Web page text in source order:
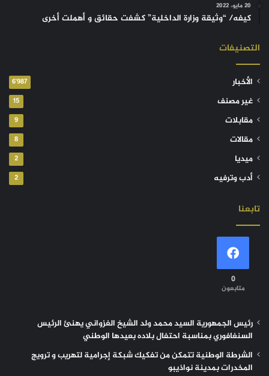
20 مايو، 2022
كيفه/ “وثيقة وزارة الداخلية” كشفت حقائق و أهملت أخرى
التصنيفات
الأخبار 6٬987
غير مصنف 15
مقابلات 9
مقالات 8
ميديا 2
أدب وترفيه 2
تابعنا
0
متابعون
رئيس الجمهورية السيد محمد ولد الشيخ الغزواني يهنئ الرئيس
السنغافوري بمناسبة احتفال بلاده بعيدها الوطني
الشرطة الوطنية تتمكن من تفكيك شبكة إجرامية لتهريب و ترويج
المخدرات بمدينة نواذيبو